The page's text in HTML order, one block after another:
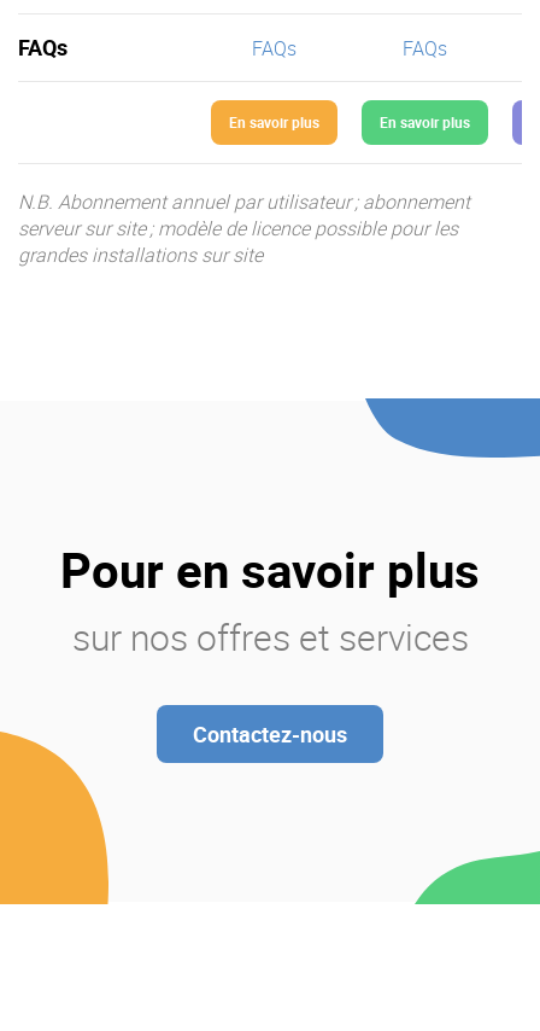
FAQs FAQs FAQs
En savoir plus En savoir plus
N.B. Abonnement annuel par utilisateur ; abonnement
serveur sur site ; modèle de licence possible pour les
grandes installations sur site
Pour en savoir plus
sur nos offres et services
Contactez-nous